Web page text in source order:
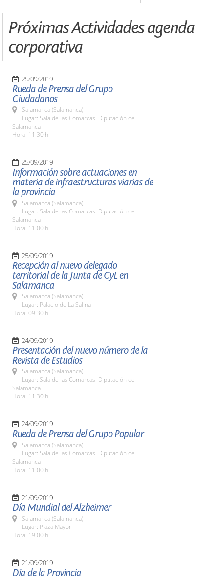
Próximas Actividades agenda
corporativa
25/09/2019
Rueda de Prensa del Grupo
Ciudadanos
Salamanca (Salamanca)
Lugar: Sala de las Comarcas. Diputación de
Salamanca
Hora: 11:30 h.
25/09/2019
Información sobre actuaciones en
materia de infraestructuras viarias de
la provincia
Salamanca (Salamanca)
Lugar: Sala de las Comarcas. Diputación de
Salamanca
Hora: 11:00 h.
25/09/2019
Recepción al nuevo delegado
territorial de la Junta de CyL en
Salamanca
Salamanca (Salamanca)
Lugar: Palacio de La Salina
Hora: 09:30 h.
24/09/2019
Presentación del nuevo número de la
Revista de Estudios
Salamanca (Salamanca)
Lugar: Sala de las Comarcas. Diputación de
Salamanca
Hora: 11:30 h.
24/09/2019
Rueda de Prensa del Grupo Popular
Salamanca (Salamanca)
Lugar: Sala de las Comarcas. Diputación de
Salamanca
Hora: 11:00 h.
21/09/2019
Día Mundial del Alzheimer
Salamanca (Salamanca)
Lugar: Plaza Mayor
Hora: 19:00 h.
21/09/2019
Día de la Provincia